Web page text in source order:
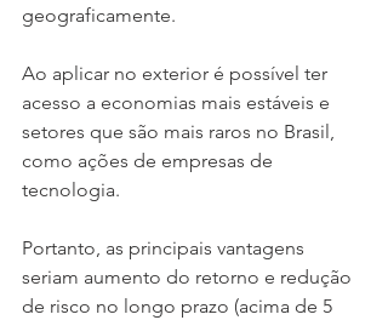
geograficamente.
Ao aplicar no exterior é possível ter
acesso a economias mais estáveis e
setores que são mais raros no Brasil,
como ações de empresas de
tecnologia.
Portanto, as principais vantagens
seriam aumento do retorno e redução
de risco no longo prazo (acima de 5